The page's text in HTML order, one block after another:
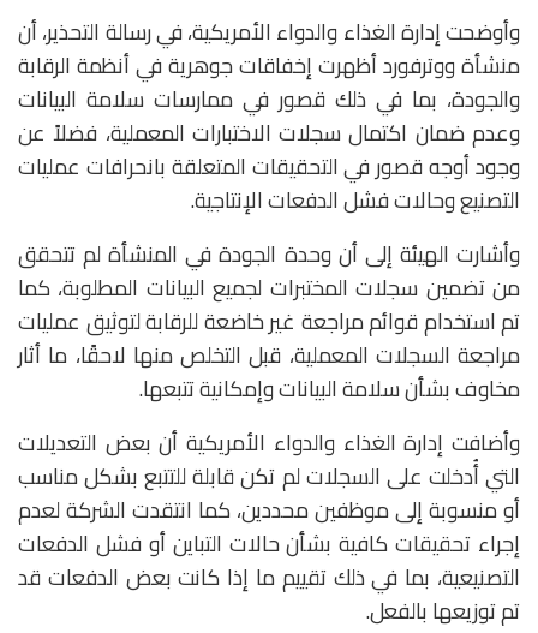
وأوضحت إدارة الغذاء والدواء الأمريكية، في رسالة التحذير، أن
منشأة ووترفورد أظهرت إخفاقات جوهرية في أنظمة الرقابة
والجودة، بما في ذلك قصور في ممارسات سلامة البيانات
وعدم ضمان اكتمال سجلات الاختبارات المعملية، فضلاً عن
وجود أوجه قصور في التحقيقات المتعلقة بانحرافات عمليات
التصنيع وحالات فشل الدفعات الإنتاجية.
وأشارت الهيئة إلى أن وحدة الجودة في المنشأة لم تتحقق
من تضمين سجلات المختبرات لجميع البيانات المطلوبة، كما
تم استخدام قوائم مراجعة غير خاضعة للرقابة لتوثيق عمليات
مراجعة السجلات المعملية، قبل التخلص منها لاحقًا، ما أثار
مخاوف بشأن سلامة البيانات وإمكانية تتبعها.
وأضافت إدارة الغذاء والدواء الأمريكية أن بعض التعديلات
التي أُدخلت على السجلات لم تكن قابلة للتتبع بشكل مناسب
أو منسوبة إلى موظفين محددين، كما انتقدت الشركة لعدم
إجراء تحقيقات كافية بشأن حالات التباين أو فشل الدفعات
التصنيعية، بما في ذلك تقييم ما إذا كانت بعض الدفعات قد
تم توزيعها بالفعل.